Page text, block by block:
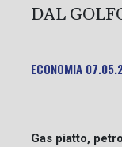
DAL
ECONOMIA
Gas piatto,